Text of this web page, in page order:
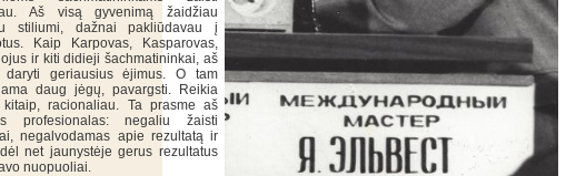
Aš visą gyvenimą žaidžiau
stiliumi, dažnai pakliūdavau į
Kaip Karpovas, Kasparovas,
ir kiti didieji šachmatininkai, aš
daryti geriausius ėjimus. O tam
daug jėgų, pavargsti. Reikia
kitaip, racionaliau. Ta prasme aš
profesionalas: negaliu žaisti
negalvodamas apie rezultatą ir
net jaunystėje gerus rezultatus
nuopuoliai.